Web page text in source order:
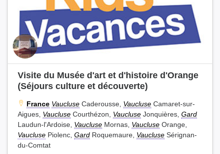
Visite du Musée d'art et d'histoire d'Orange
(Séjours culture et découverte)
France Vaucluse Caderousse, Vaucluse Camaret-sur-
Aigues, Vaucluse Courthézon, Vaucluse Jonquières, Gard
Laudun-l'Ardoise, Vaucluse Mornas, Vaucluse Orange,
Vaucluse Piolenc, Gard Roquemaure, Vaucluse Sérignan-
du-Comtat